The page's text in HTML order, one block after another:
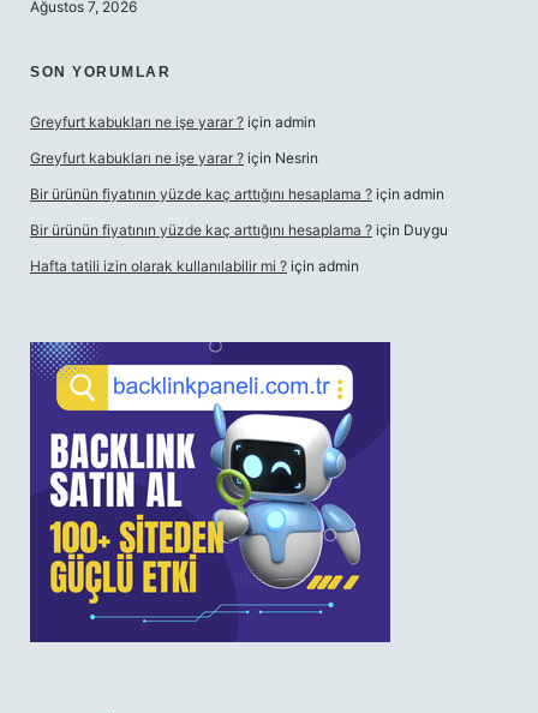
Ağustos 7, 2026
SON YORUMLAR
Greyfurt kabukları ne işe yarar ? için admin
Greyfurt kabukları ne işe yarar ? için Nesrin
Bir ürünün fiyatının yüzde kaç arttığını hesaplama ? için admin
Bir ürünün fiyatının yüzde kaç arttığını hesaplama ? için Duygu
Hafta tatili izin olarak kullanılabilir mi ? için admin